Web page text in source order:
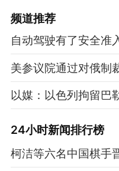
频道推荐
自动驾驶有了安全准
美参议院通过对俄制
以媒：以色列拘留巴
24小时新闻排行榜
柯洁等六名中国棋手